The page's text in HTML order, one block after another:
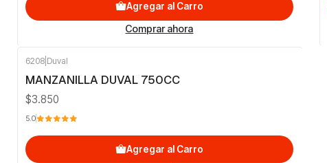
Agregar al Carro
Comprar ahora
6208 Duval
MANZANILLA DUVAL 750CC
$3.850
5.0
Agregar al Carro